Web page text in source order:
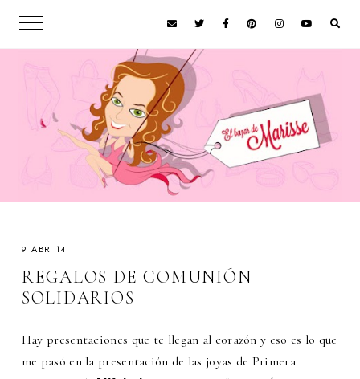
9 ABR 14
REGALOS DE COMUNIÓN
SOLIDARIOS
Hay presentaciones que te llegan al corazón y eso es lo que
me pasó en la presentación de las joyas de Primera